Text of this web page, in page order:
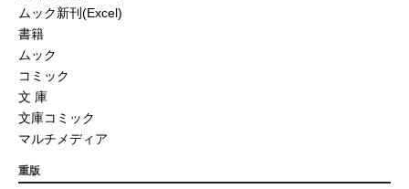
ムック新刊(Excel)
書籍
ムック
コミック
文 庫
文庫コミック
マルチメディア
重版